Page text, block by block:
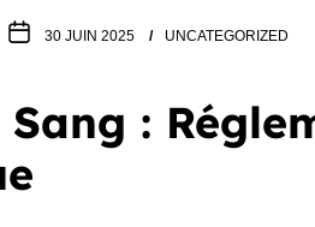
30 JUIN 2025 UNCATEGORIZED
Sang :